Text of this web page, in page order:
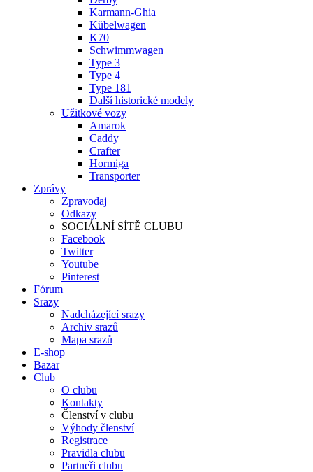
Karmann-Ghia
Kübelwagen
K70
Schwimmwagen
Type 3
Type 4
Type 181
Další historické modely
Užitkové vozy
Amarok
Caddy
Crafter
Hormiga
Transporter
Zprávy
Zpravodaj
Odkazy
SOCIÁLNÍ SÍTĚ CLUBU
Facebook
Twitter
Youtube
Pinterest
Fórum
Srazy
Nadcházející srazy
Archiv srazů
Mapa srazů
E-shop
Bazar
Club
O clubu
Kontakty
Členství v clubu
Výhody členství
Registrace
Pravidla clubu
Partneři clubu